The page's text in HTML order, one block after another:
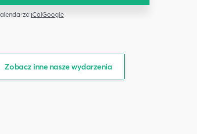
iCalGoogle
Zobacz inne nasze wydarzenia